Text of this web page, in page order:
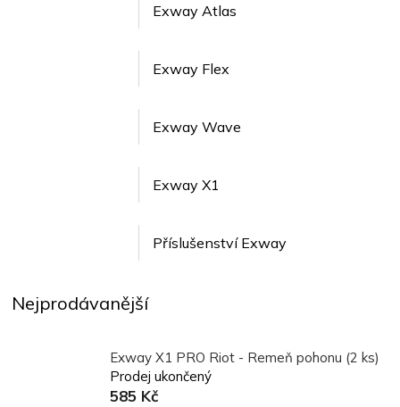
Exway Atlas
Exway Flex
Exway Wave
Exway X1
Příslušenství Exway
Nejprodávanější
Exway X1 PRO Riot - Remeň pohonu (2 ks)
Prodej ukončený
585 Kč